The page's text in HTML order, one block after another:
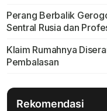
Perang Berbalik
Sentral Rusia dan
Klaim Rumahnya
Pembalasan
Rekomendasi